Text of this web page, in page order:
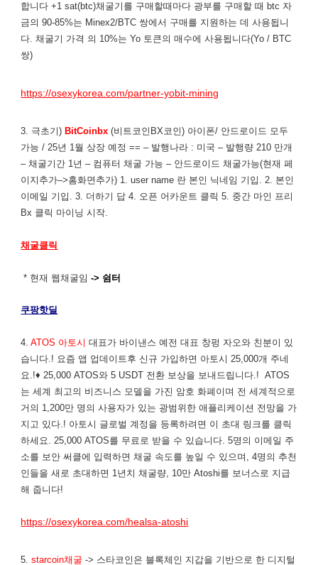
합니다 +1 sat(btc)채굴기를 구매할때마다 광부를 구매할 때 btc 자
금의 90-85%는 Minex2/BTC 쌍에서 구매를 지원하는 데 사용됩니
다. 채굴기 가격 의 10%는 Yo 토큰의 매수에 사용됩니다(Yo / BTC
쌍)
https://osexykorea.com/partner-yobit-mining
3. 극초기) BitCoinbx (비트코인BX코인) 아이폰/ 안드로이드 모두
가능 / 25년 1월 상장 예정 == – 발행나라 : 미국 – 발행량 210 만개
– 채굴기간 1년 – 컴퓨터 채굴 가능 – 안드로이드 채굴가능(현재 페
이지추가–>홈화면추가) 1. user name 란 본인 닉네임 기입. 2. 본인
이메일 기입. 3. 더하기 답 4. 오픈 어카운트 클릭 5. 중간 마인 프리
Bx 클릭 마이닝 시작.
채굴클릭
* 현재 웹채굴임 -> 쉼터
쿠팡핫딜
4.ATOS 아토시 대표가 바이낸스 예전 대표 창펑 자오와 친분이 있
습니다.! 요즘 앱 업데이트후 신규 가입하면 아토시 25,000개 주네
요.!♦ 25,000 ATOS와 5 USDT 전환 보상을 보내드립니다.! ATOS
는 세계 최고의 비즈니스 모델을 가진 암호 화폐이며 전 세계적으로
거의 1,200만 명의 사용자가 있는 광범위한 애플리케이션 전망을 가
지고 있다.! 아토시 글로벌 계정을 등록하려면 이 초대 링크를 클릭
하세요. 25,000 ATOS를 무료로 받을 수 있습니다. 5명의 이메일 주
소를 보안 써클에 입력하면 채굴 속도를 높일 수 있으며, 4명의 추천
인들을 새로 초대하면 1년치 채굴량, 10만 Atoshi를 보너스로 지급
해 줍니다!
https://osexykorea.com/healsa-atoshi
5.starcoin채굴 -> 스타코인은 블록체인 지갑을 기반으로 한 디지털